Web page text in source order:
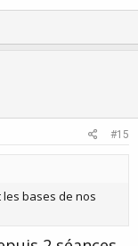
#15
bases de nos